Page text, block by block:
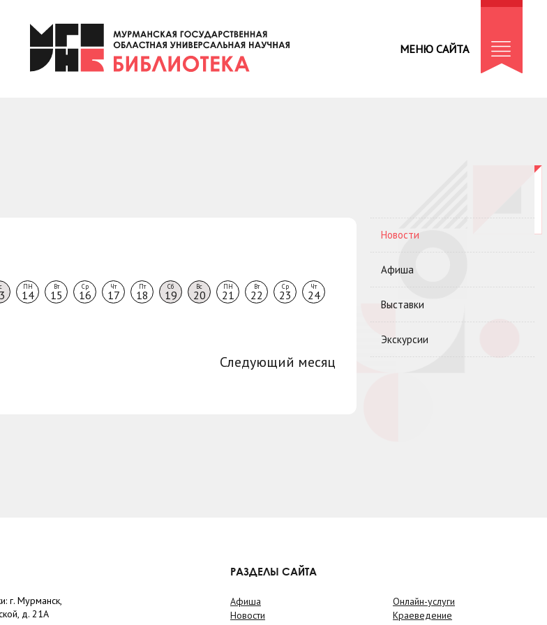
МЕНЮ САЙТА
ПН
14
Вт
15
Ср
16
Чт
17
Пт
18
Сб
19
Вс
20
ПН
21
Вт
22
Ср
23
Чт
24
Следующий месяц
Новости
Афиша
Выставки
Экскурсии
г. Мурманск,
д. 21А
РАЗДЕЛЫ САЙТА
Афиша
Новости
Онлайн-услуги
Краеведение